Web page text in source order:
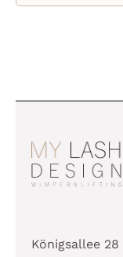
Königsallee 28